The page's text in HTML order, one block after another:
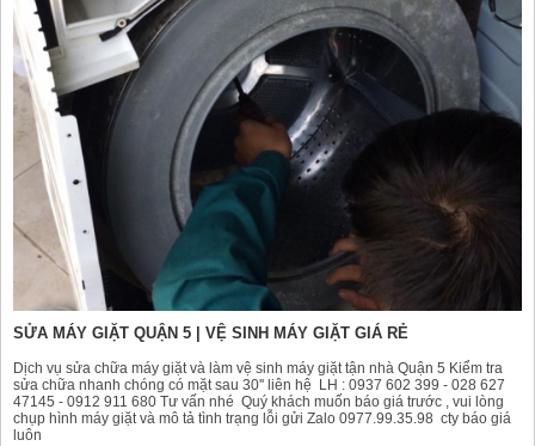
SỬA MÁY GIẶT QUẬN 5 | VỆ SINH MÁY GIẶT GIÁ RẺ
Dịch vụ sửa chữa máy giặt và làm vệ sinh máy giặt tận nhà Quận 5 Kiểm tra
sửa chữa nhanh chóng có mặt sau 30'' liên hệ LH : 0937 602 399 - 028 627
47145 - 0912 911 680 Tư vấn nhé Quý khách muốn báo giá trước , vui lòng
chụp hình máy giặt và mô tả tình trạng lỗi gửi Zalo 0977.99.35.98 cty báo giá
luôn